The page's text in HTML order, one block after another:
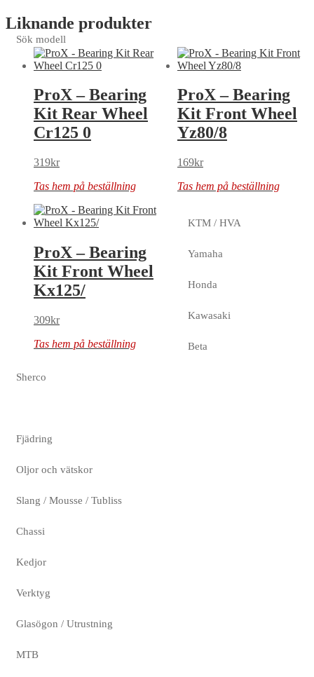
Liknande produkter
ProX – Bearing
Kit Rear Wheel
Cr125 0
319kr
Tas hem på beställning
ProX – Bearing
Kit Front Wheel
Yz80/8
169kr
Tas hem på beställning
ProX – Bearing
Kit Front Wheel
Kx125/
309kr
Tas hem på beställning
Sök modell
KTM / HVA
Yamaha
Honda
Kawasaki
Beta
Sherco
Fjädring
Oljor och vätskor
Slang / Mousse / Tubliss
Chassi
Kedjor
Verktyg
Glasögon / Utrustning
MTB